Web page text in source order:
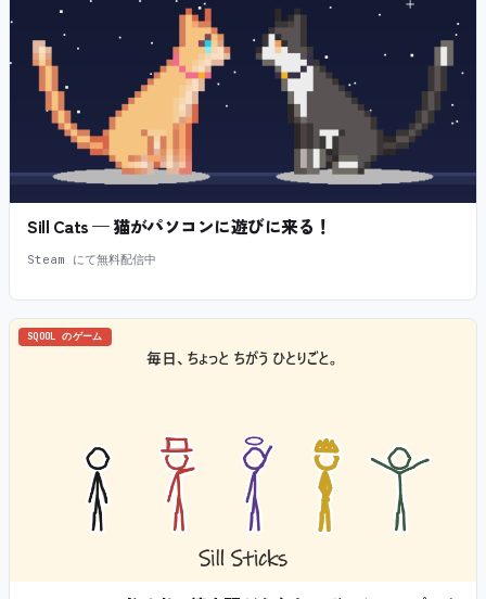
Sill Cats — 猫がパソコンに遊びに来る！
Steam にて無料配信中
SQOOL のゲーム